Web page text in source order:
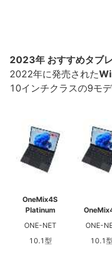
2023年 おすすめタブ
2022年に発売された
10インチクラスの9モ
OneMix4S
Platinum
ONE-NET
10.1型
ONE-
10.1型